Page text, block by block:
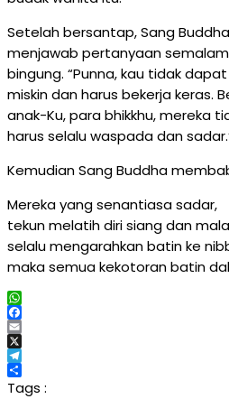
Setelah bersantap, Sang
menjawab pertanyaan
bingung. “Punna, kau tidak
miskin dan harus bekerja keras.
anak-Ku, para bhikkhu, mereka
harus selalu waspada dan
Kemudian Sang Buddha
Mereka yang senantiasa sadar,
tekun melatih diri siang dan
selalu mengarahkan batin ke
maka semua kekotoran batin
WhatsApp
Facebook
Email
X
Telegram
Share
Tags :